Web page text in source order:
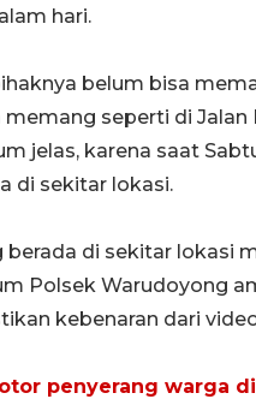
hari.
belum bisa
seperti di Jalan
jelas, karena saat
di sekitar lokasi.
berada di sekitar lokasi
Polsek Warudoyong
kebenaran dari
penyerang warga